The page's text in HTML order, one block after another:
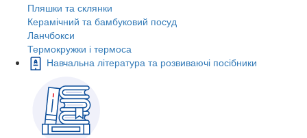
Пляшки та склянки
Керамічний та бамбуковий посуд
Ланчбокси
Термокружки і термоса
Навчальна література та розвиваючі посібники